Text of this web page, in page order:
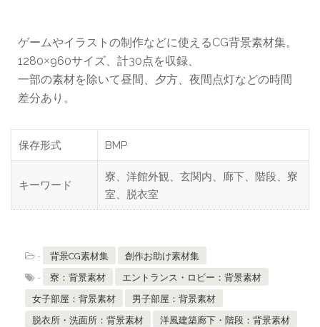
ゲームやイラストの制作などに使えるCG背景素材集。
1280×960サイズ、計30点を収録、
一部の素材を除いて昼間、夕方、夜間点灯などの時間
差分あり。
保存形式 BMP
キーワード
寮、洋館外観、玄関内、廊下、階段、寮
室、脱衣室
- 背景CG素材集
創作お助け素材集
-
寮：背景素材
エントランス・ロビー：背景素材
女子部屋：背景素材
男子部屋：背景素材
脱衣所・洗面所：背景素材
洋風建築廊下・階段：背景素材